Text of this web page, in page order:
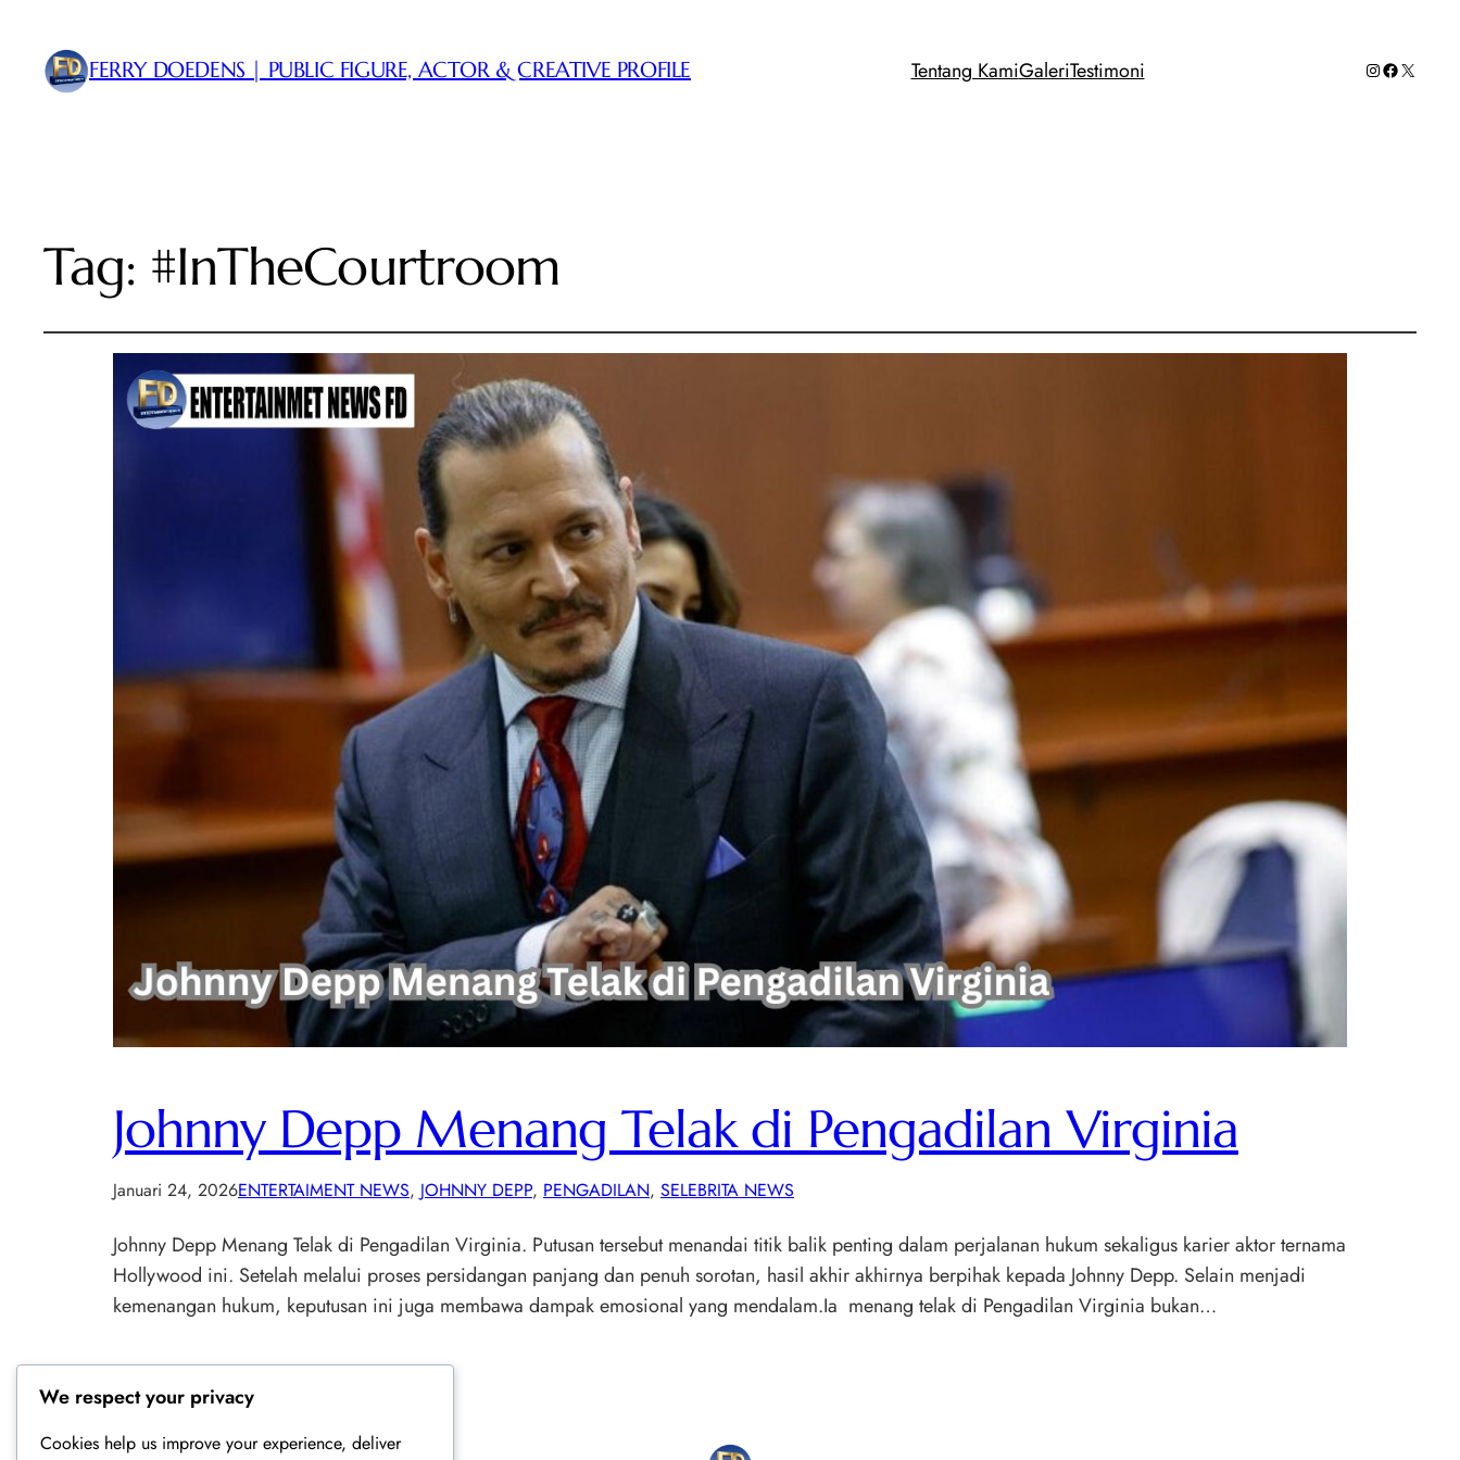
FERRY DOEDENS | PUBLIC FIGURE, ACTOR & CREATIVE PROFILE Tentang KamiGaleriTestimoni Instagram
Facebook
X
Tag: #InTheCourtroom
Johnny Depp Menang Telak di Pengadilan Virginia
Januari 24, 2026ENTERTAIMENT NEWS, JOHNNY DEPP, PENGADILAN, SELEBRITA NEWS
Johnny Depp Menang Telak di Pengadilan Virginia. Putusan tersebut menandai titik balik penting dalam perjalanan hukum sekaligus karier aktor ternama
Hollywood ini. Setelah melalui proses persidangan panjang dan penuh sorotan, hasil akhir akhirnya berpihak kepada Johnny Depp. Selain menjadi
kemenangan hukum, keputusan ini juga membawa dampak emosional yang mendalam.Ia menang telak di Pengadilan Virginia bukan…
We respect your privacy
Cookies help us improve your experience, deliver